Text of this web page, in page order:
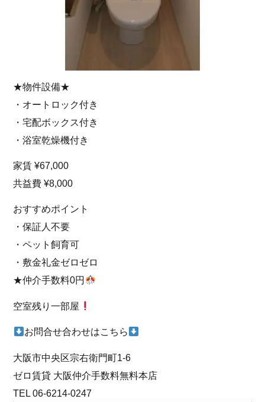
★物件設備★
・オートロック付き
・宅配ボックス付き
・浴室乾燥機付き
家賃 ¥67,000
共益費 ¥8,000
おすすめポイント
・保証人不要
・ペット飼育可
・敷金礼金ゼロゼロ
★仲介手数料0円
空室残り一部屋
お問合せ合わせはこちら
大阪市中央区宗右衛門町1-6
ゼロ賃貸 大阪仲介手数料無料本店
TEL 06-6214-0247